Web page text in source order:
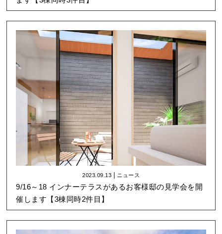
2023.09.13 ニュース
9/16～18 インナーテラスがあるお客様邸の見学会を開
催します【3棟同時2件目】